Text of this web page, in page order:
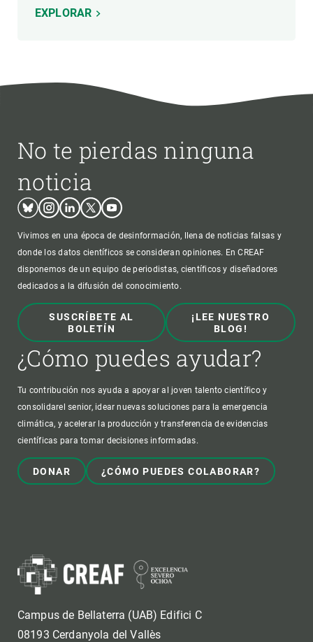
EXPLORAR
No te pierdas ninguna
noticia
BlueskyInstagram
LinkedinTwitterYoutube
Vivimos en una época de desinformación, llena de noticias falsas y
donde los datos científicos se consideran opiniones. En CREAF
disponemos de un equipo de periodistas, científicos y diseñadores
dedicados a la difusión del conocimiento.
SUSCRÍBETE AL
BOLETÍN
¡LEE NUESTRO
BLOG!
¿Cómo puedes ayudar?
Tu contribución nos ayuda a apoyar al joven talento científico y
consolidarel senior, idear nuevas soluciones para la emergencia
climática, y acelerar la producción y transferencia de evidencias
científicas para tomar decisiones informadas.
DONAR ¿CÓMO PUEDES COLABORAR?
Campus de Bellaterra (UAB) Edifici C
08193 Cerdanyola del Vallès